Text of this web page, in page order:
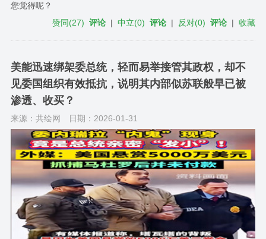
您觉得呢？
赞同(27) 评论 |中立(0) 评论 | 反对(0) 评论 |收藏
美能迅速绑架委总统，轻而易举接管其政权，却不
见委国组织有效抵抗，说明其内部似苏联般早已被
渗透、收买？
来源：共绘网 日期：2026-01-31